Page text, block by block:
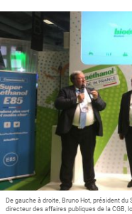
Plus
Abonnez-vous
De gauche à droite, Bruno Hot, président du
directeur des affaires publiques de la CGB,